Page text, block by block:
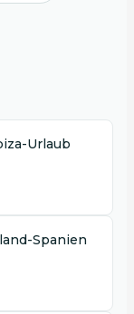
Urlaub
Spanien